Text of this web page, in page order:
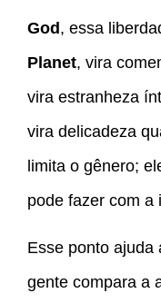
God, essa
Planet, vira
vira estranheza
vira delicadeza
limita o gênero;
pode fazer com a
Esse ponto ajuda
gente compara a